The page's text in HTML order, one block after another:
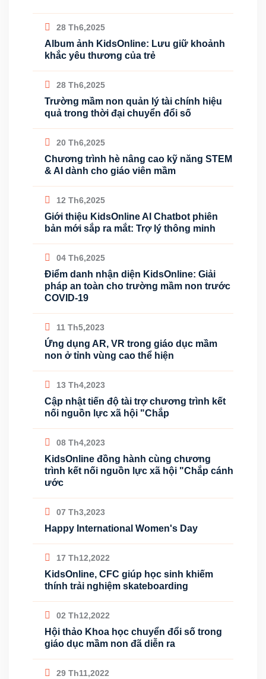
28 Th6,2025
Album ảnh KidsOnline: Lưu giữ khoảnh
khắc yêu thương của trẻ
28 Th6,2025
Trường mầm non quản lý tài chính hiệu
quả trong thời đại chuyển đổi số
20 Th6,2025
Chương trình hè nâng cao kỹ năng STEM
& AI dành cho giáo viên mầm
12 Th6,2025
Giới thiệu KidsOnline AI Chatbot phiên
bản mới sắp ra mắt: Trợ lý thông minh
04 Th6,2025
Điểm danh nhận diện KidsOnline: Giải
pháp an toàn cho trường mầm non trước
COVID-19
11 Th5,2023
Ứng dụng AR, VR trong giáo dục mầm
non ở tỉnh vùng cao thể hiện
13 Th4,2023
Cập nhật tiến độ tài trợ chương trình kết
nối nguồn lực xã hội "Chắp
08 Th4,2023
KidsOnline đồng hành cùng chương
trình kết nối nguồn lực xã hội "Chắp cánh
ước
07 Th3,2023
Happy International Women's Day
17 Th12,2022
KidsOnline, CFC giúp học sinh khiếm
thính trải nghiệm skateboarding
02 Th12,2022
Hội thảo Khoa học chuyển đổi số trong
giáo dục mầm non đã diễn ra
29 Th11,2022